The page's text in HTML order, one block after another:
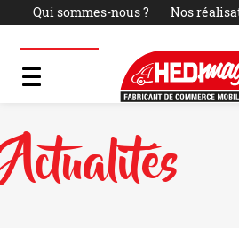
Qui sommes-nous ? Nos
Actualités